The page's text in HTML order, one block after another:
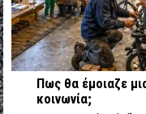
Πως θα έμοιαζε
κοινωνία;